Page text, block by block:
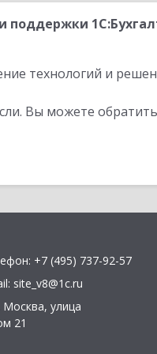
технологий и
Вы можете
+7 (495) 737-92-57
site_v8@1c.ru
Москва, улица
21